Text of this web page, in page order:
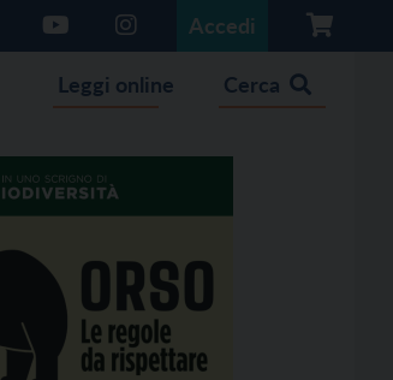
Accedi
Leggi online Cerca